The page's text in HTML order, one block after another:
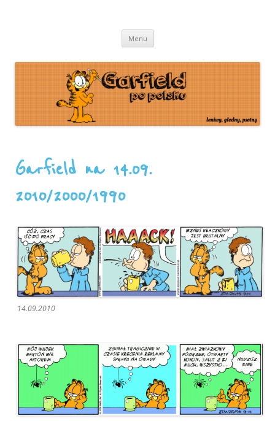
leniwy, głodny, psotny
Menu Przeskocz
treści
Garfield na 14.09.
2010/2000/1990
14.09.2010